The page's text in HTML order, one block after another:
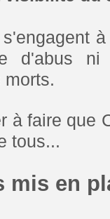
d'abus
morts.
à faire que
tous...
mis en